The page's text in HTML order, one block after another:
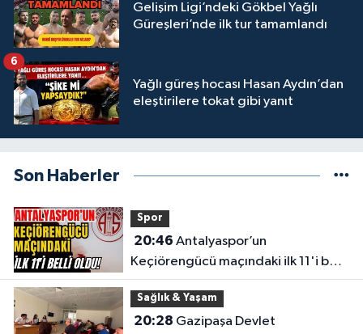
Gelişim Ligi’ndeki Gökbel Yağlı
Güreşleri’nde ilk tur tamamlandı
Yağlı güreş hocası Hasan Aydın’dan
eleştirilere tokat gibi yanıt
6
Son Haberler
Spor
20:46
Keçiörengücü maçındaki ilk 11'i belli
oldu!
Sağlık & Yaşam
20:28